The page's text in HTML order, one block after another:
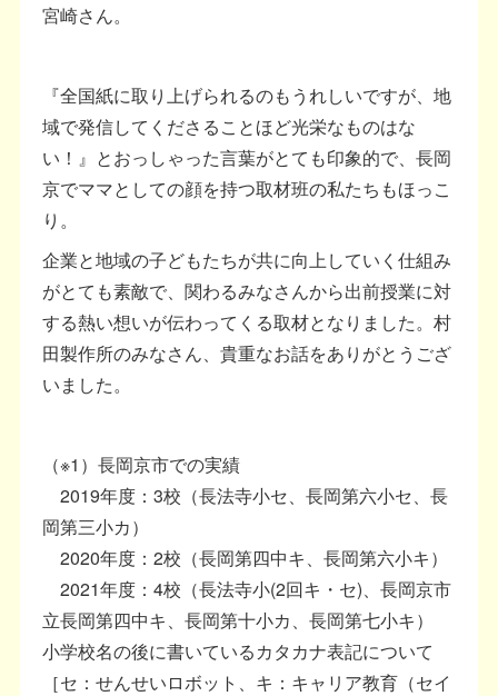
宮崎さん。
『全国紙に取り上げられるのもうれしいですが、地
域で発信してくださることほど光栄なものはな
い！』とおっしゃった言葉がとても印象的で、長岡
京でママとしての顔を持つ取材班の私たちもほっこ
り。
企業と地域の子どもたちが共に向上していく仕組み
がとても素敵で、関わるみなさんから出前授業に対
する熱い想いが伝わってくる取材となりました。村
田製作所のみなさん、貴重なお話をありがとうござ
いました。
（※1）長岡京市での実績
2019年度：3校（長法寺小セ、長岡第六小セ、長
岡第三小カ）
2020年度：2校（長岡第四中キ、長岡第六小キ）
2021年度：4校（長法寺小(2回キ・セ)、長岡京市
立長岡第四中キ、長岡第十小カ、長岡第七小キ）
小学校名の後に書いているカタカナ表記について
［セ：せんせいロボット、キ：キャリア教育（セイ